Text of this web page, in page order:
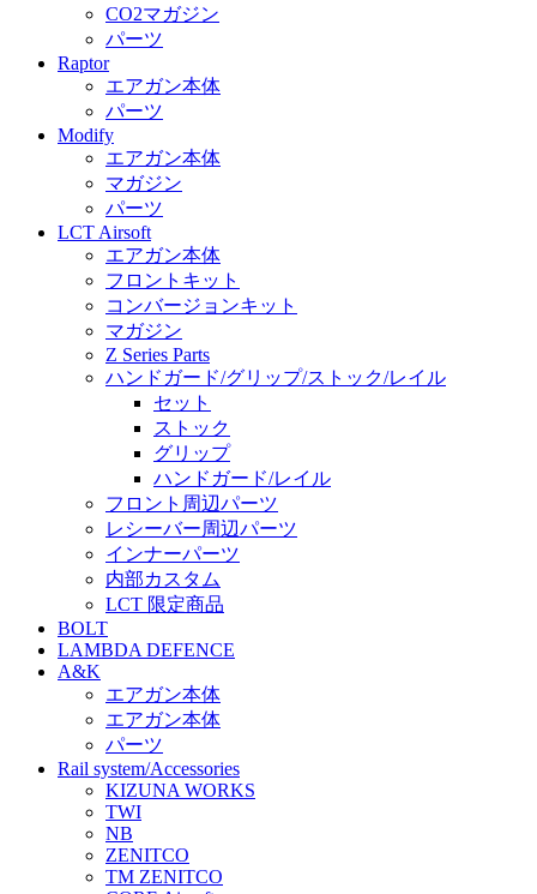
CO2マガジン
パーツ
Raptor
エアガン本体
パーツ
Modify
エアガン本体
マガジン
パーツ
LCT Airsoft
エアガン本体
フロントキット
コンバージョンキット
マガジン
Z Series Parts
ハンドガード/グリップ/ストック/レイル
セット
ストック
グリップ
ハンドガード/レイル
フロント周辺パーツ
レシーバー周辺パーツ
インナーパーツ
内部カスタム
LCT 限定商品
BOLT
LAMBDA DEFENCE
A&K
エアガン本体
エアガン本体
パーツ
Rail system/Accessories
KIZUNA WORKS
TWI
NB
ZENITCO
TM ZENITCO